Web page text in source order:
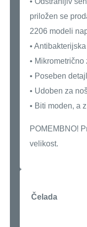
priložen se
2206 modeli
•
• Mikrometrično
• Poseben
• Udoben za
• Biti moden, a
POMEMBNO!
velikost.
Čelada